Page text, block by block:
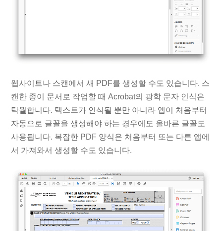
웹사이트나 스캔에서 새 PDF를 생성할 수도 있습니다. 스
캔한 종이 문서로 작업할 때 Acrobat의 광학 문자 인식은
탁월합니다. 텍스트가 인식될 뿐만 아니라 앱이 처음부터
자동으로 글꼴을 생성해야 하는 경우에도 올바른 글꼴도
사용됩니다. 복잡한 PDF 양식은 처음부터 또는 다른 앱에
서 가져와서 생성할 수도 있습니다.